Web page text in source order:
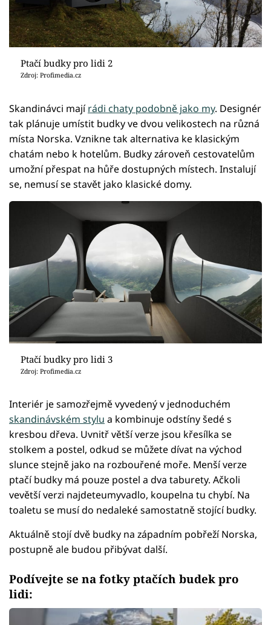
Ptačí budky pro lidi 2
Zdroj: Profimedia.cz
Skandinávci majírádi chaty podobně jako my. Designér
tak plánuje umístit budky ve dvou velikostech na různá
místa Norska. Vznikne tak alternativa ke klasickým
chatám nebo k hotelům. Budky zároveň cestovatelům
umožní přespat na hůře dostupných místech. Instalují
se, nemusí se stavět jako klasické domy.
Ptačí budky pro lidi 3
Zdroj: Profimedia.cz
Interiér je samozřejmě vyvedený v jednoduchém
skandinávském stylu a kombinuje odstíny šedé s
kresbou dřeva. Uvnitř větší verze jsou křesílka se
stolkem a postel, odkud se můžete dívat na východ
slunce stejně jako na rozbouřené moře. Menší verze
ptačí budky má pouze postel a dva taburety. Ačkoli
vevětší verzi najdeteumyvadlo, koupelna tu chybí. Na
toaletu se musí do nedaleké samostatně stojící budky.
Aktuálně stojí dvě budky na západním pobřeží Norska,
postupně ale budou přibývat další.
Podívejte se na fotky ptačích budek pro
lidi: